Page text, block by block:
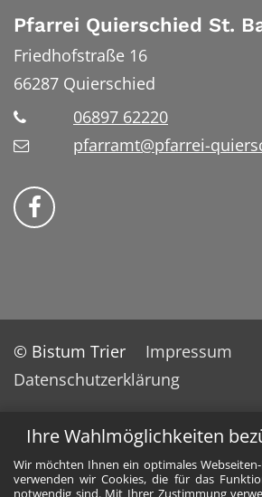
Ihre Wahlmöglichkeiten
Wir möchten Ihnen ein optimales
verwenden wir Cookies, die für das
notwendig sind. Mit Ihrer Zustimmung
Pfarrei Quierschied St.
Friedhofstraße 16
66287 Quierschied
06897 62220
pfarramt@pfarrei-
Bistum Trier auf Facebook
© Bistum Trier
Impressum
Datenschutzerklärung